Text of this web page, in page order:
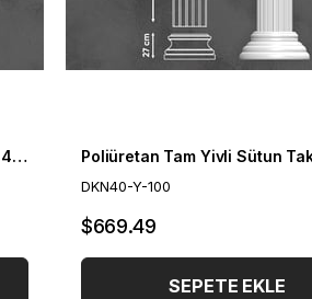
Poliüretan Yarım Yivli Sütun Takım 40cm
DKN40-Y-100
$669.49
SEPETE EKLE